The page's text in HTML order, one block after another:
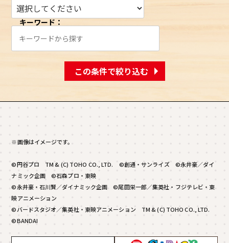
キーワード：
この条件で絞り込む
※画像はイメージです。
©円谷プロ TM & (C) TOHO CO., LTD. ©創通・サンライズ ©永井豪／ダイ
ナミック企画 ©石森プロ・東映
©永井豪・石川賢／ダイナミック企画 ©尾田栄一郎／集英社・フジテレビ・東
映アニメーション
©バードスタジオ／集英社・東映アニメーション TM & (C) TOHO CO., LTD.
©BANDAI